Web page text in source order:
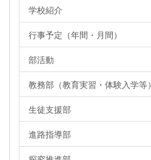
学校紹介
行事予定（年間・月間）
部活動
教務部（教育実習・体験入学等）
生徒支援部
進路指導部